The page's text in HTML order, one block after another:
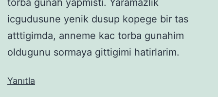
icgudusune yenik dusup kopege bir tas
atttigimda, anneme kac torba gunahim
oldugunu sormaya gittigimi hatirlarim.
Yanıtla